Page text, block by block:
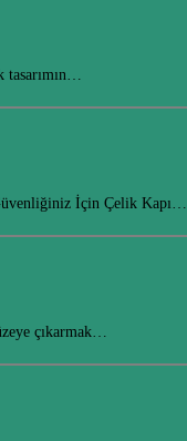
tasarımın…
Güvenliğiniz İçin Çelik Kapı…
çıkarmak…